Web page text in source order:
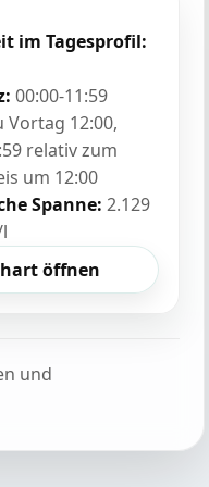
im Tagesprofil:
00:00-11:59
Vortag 12:00,
relativ zum
um 12:00
Spanne: 2.129
öffnen
und